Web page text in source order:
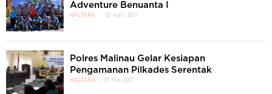
Adventure Benuanta I
KALTARA 30 April 2017
Polres Malinau Gelar Kesiapan
Pengamanan Pilkades Serentak
KALTARA 01 Mei 2017